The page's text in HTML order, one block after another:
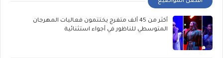
أفضل المواضيع
أكثر من 45 ألف متفرج يختتمون فعاليات المهرجان
المتوسطي للناظور في أجواء استثنائية